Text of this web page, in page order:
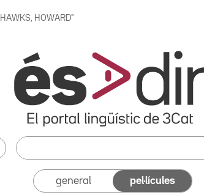
HOWARD"
general pel·lícules